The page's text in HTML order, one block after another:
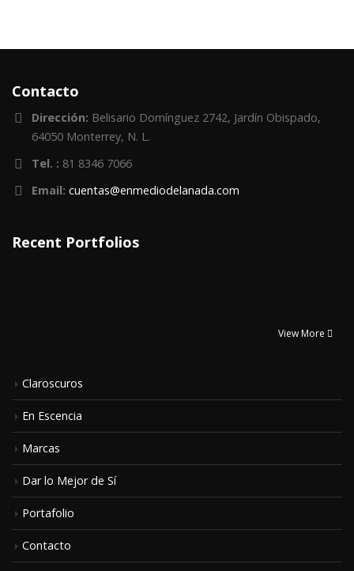
Contacto
Dirección: Belisario Domínguez 2742, Jardín Obispado,
64050 Monterrey, N. L.
Tel. : 81 8346 7066
Email: cuentas@enmediodelanada.com
Recent Portfolios
View More
Claroscuros
En Escencia
Marcas
Dar lo Mejor de Sí
Portafolio
Contacto